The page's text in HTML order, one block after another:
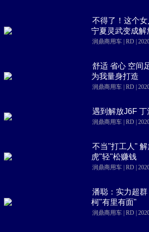
不得了！这个
宁夏灵武变成
润鼎商用车 | RD |
舒适 省心 空间
为我量身打造
润鼎商用车 | RD |
遇到解放J6F
润鼎商用车 | RD |
不当"打工人"
虎"轻"松赚钱
润鼎商用车 | RD |
潘聪：实力超
柯"有里有面"
润鼎商用车 | RD |